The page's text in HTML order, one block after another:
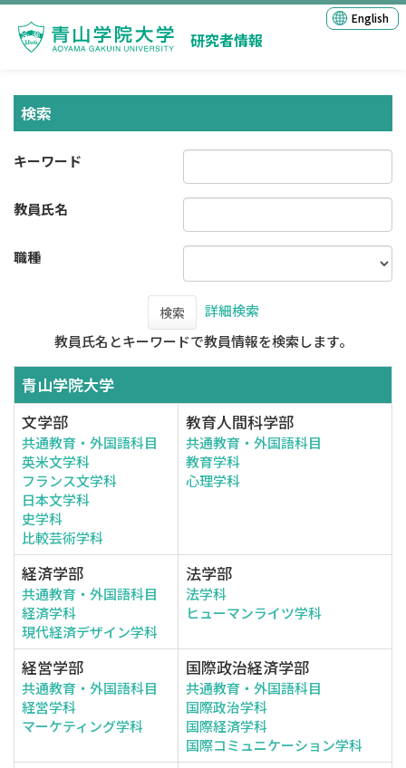
研究者情報
English
検索
キーワード
教員氏名
職種
検索
詳細検索
教員氏名とキーワードで教員情報を検索します。
青山学院大学
文学部
共通教育・外国語科目
英米文学科
フランス文学科
日本文学科
史学科
比較芸術学科
教育人間科学部
共通教育・外国語科目
教育学科
心理学科
経済学部
共通教育・外国語科目
経済学科
現代経済デザイン学科
法学部
法学科
ヒューマンライツ学科
経営学部
共通教育・外国語科目
経営学科
マーケティング学科
国際政治経済学部
共通教育・外国語科目
国際政治学科
国際経済学科
国際コミュニケーション学科